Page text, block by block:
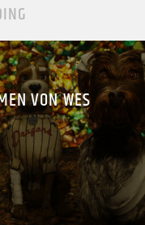
VON WES